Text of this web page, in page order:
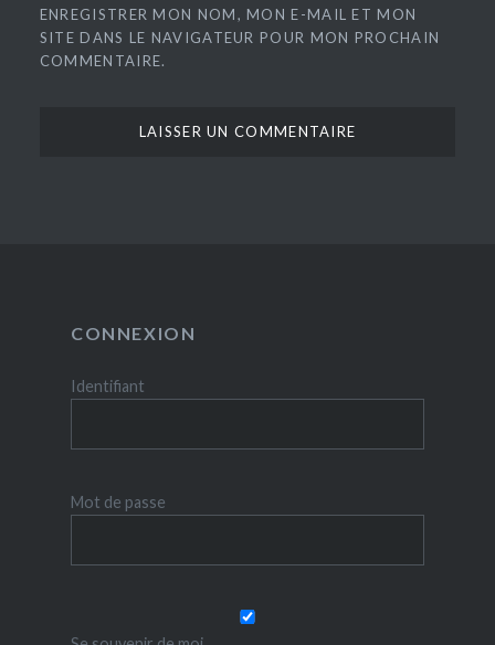
ENREGISTRER MON NOM, MON E-MAIL ET MON
SITE DANS LE NAVIGATEUR POUR MON PROCHAIN
COMMENTAIRE.
CONNEXION
Identifiant
Mot de passe